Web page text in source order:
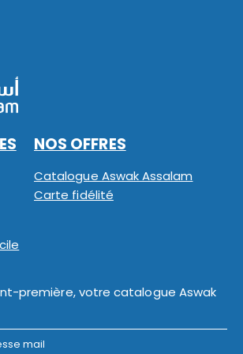
NOS OFFRES
Catalogue Aswak Assalam
Carte fidélité
première, votre catalogue Aswak